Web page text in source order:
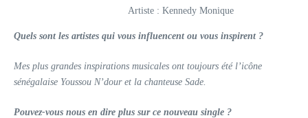
Artiste : Kennedy Monique
Quels sont les artistes qui vous influencent ou vous inspirent ?
Mes plus grandes inspirations musicales ont toujours été l’icône
sénégalaise Youssou N’dour et la chanteuse Sade.
Pouvez-vous nous en dire plus sur ce nouveau single ?